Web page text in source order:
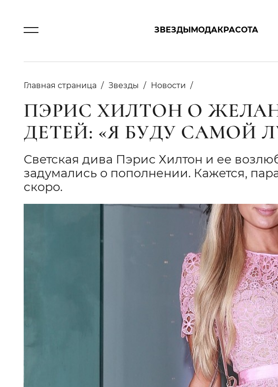
ЗВЕЗДЫМОДАКРАСОТА
Главная страница Звезды Новости
ПЭРИС ХИЛТОН О
ДЕТЕЙ: «Я БУДУ САМОЙ
Светская дива Пэрис Хилтон и ее
задумались о пополнении. Кажется,
скоро.